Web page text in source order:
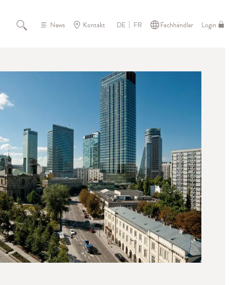
News Kontakt DE FR Fachhändler Login